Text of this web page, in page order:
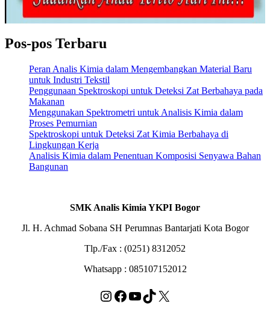
Pos-pos Terbaru
Peran Analis Kimia dalam Mengembangkan Material Baru
untuk Industri Tekstil
Penggunaan Spektroskopi untuk Deteksi Zat Berbahaya pada
Makanan
Menggunakan Spektrometri untuk Analisis Kimia dalam
Proses Pemurnian
Spektroskopi untuk Deteksi Zat Kimia Berbahaya di
Lingkungan Kerja
Analisis Kimia dalam Penentuan Komposisi Senyawa Bahan
Bangunan
SMK Analis Kimia YKPI Bogor
Jl. H. Achmad Sobana SH Perumnas Bantarjati Kota Bogor
Tlp./Fax : (0251) 8312052
Whatsapp : 085107152012
Instagram
Facebook
YouTube
TikTok
X